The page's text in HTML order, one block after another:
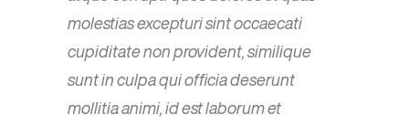
molestias excepturi sint occaecati
cupiditate non provident, similique
sunt in culpa qui officia deserunt
mollitia animi, id est laborum et